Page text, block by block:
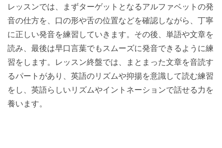
レッスンでは、まずターゲットとなるアルファベットの発
音の仕方を、口の形や舌の位置などを確認しながら、丁寧
に正しい発音を練習していきます。その後、単語や文章を
読み、最後は早口言葉でもスムーズに発音できるように練
習をします。レッスン終盤では、まとまった文章を音読す
るパートがあり、英語のリズムや抑揚を意識して読む練習
をし、英語らしいリズムやイントネーションで話せる力を
養います。